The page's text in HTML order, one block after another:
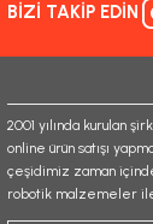
Ürün fiyatı diğer
BİZİ TAKİP EDİN
2001 yılında kurulan
online ürün satışı
çeşidimiz zaman
robotik malzemeler